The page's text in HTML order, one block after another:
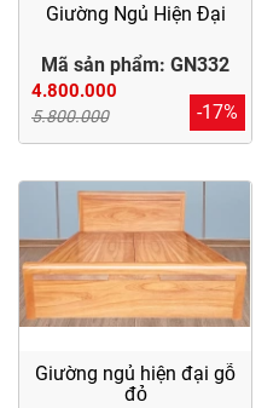
Giường Ngủ Hiện Đại
Mã sản phẩm: GN332
4.800.000
5.800.000 -17%
Giường ngủ hiện đại gỗ
đỏ